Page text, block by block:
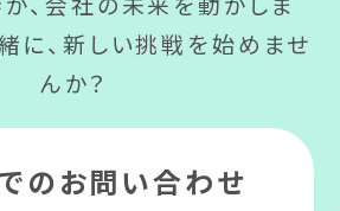
に、新しい挑戦を始めませ
んか？
のお問い合わせ